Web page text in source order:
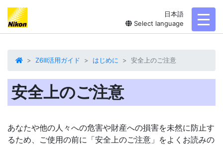
日本語
Select language
Z6III活用ガイド はじめに 安全上のご注意
安全上のご注意
あなたや他の人々への危害や財産への損害を未然に防止す
るため、ご使用の前に「安全上のご注意」をよくお読みの